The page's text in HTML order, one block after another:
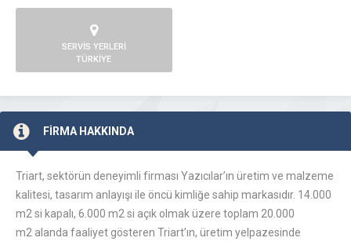
SERVİS YERLERİ
TÜRKİYE
FİRMA HAKKINDA
Triart, sektörün deneyimli firması Yazıcılar’ın üretim ve malzeme
kalitesi, tasarım anlayışı ile öncü kimliğe sahip markasıdır. 14.000
m2 si kapalı, 6.000 m2 si açık olmak üzere toplam 20.000
m2 alanda faaliyet gösteren Triart’ın, üretim yelpazesinde